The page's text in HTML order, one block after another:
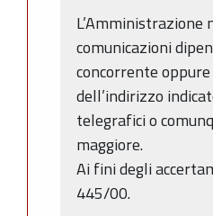
comunicazioni
concorrente
dell’indirizzo
telegrafici o
maggiore.
Ai fini degli
445/00.